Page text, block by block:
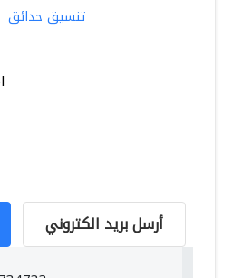
تنسيق حدائق
أرسل بريد الكتروني